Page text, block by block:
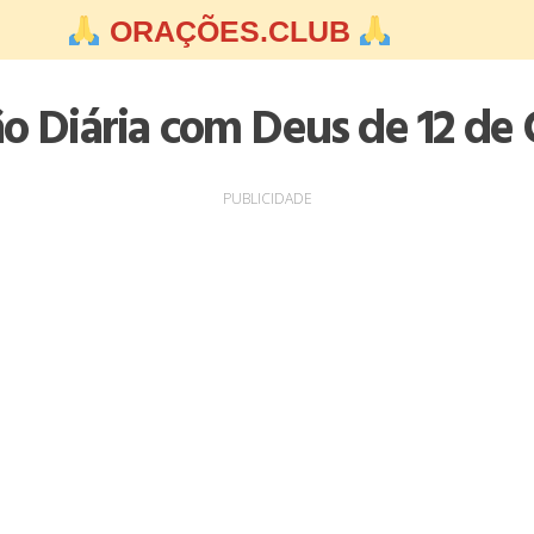
ORAÇÕES.CLUB
Diária com Deus de 12
PUBLICIDADE